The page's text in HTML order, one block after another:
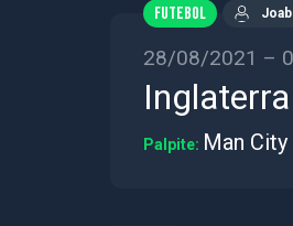
FUTEBOL
28/08/2021 –
Palpite: Man